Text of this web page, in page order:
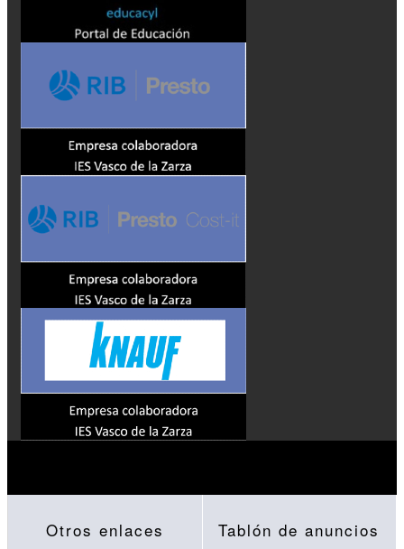
Otros enlaces Tablón de anuncios